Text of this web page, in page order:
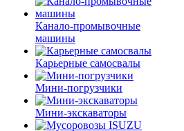
Канало-промывочные
машины
Карьерные самосвалы
Мини-погрузчики
Мини-экскаваторы